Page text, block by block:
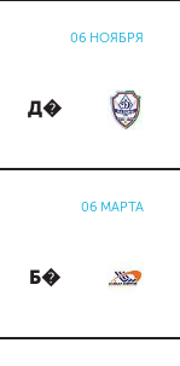
06 НОЯБРЯ
Д�
06 МАРТА
Б�